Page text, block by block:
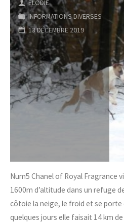
!"
ELODIE
INFORMATIONS DIVERSES
13 DÉCEMBRE 2019
Num5 Chanel of Royal Fragrance
1600m d’altitude dans un refuge
côtoie la neige, le froid et se porte
quelques jours elle faisait 14 km